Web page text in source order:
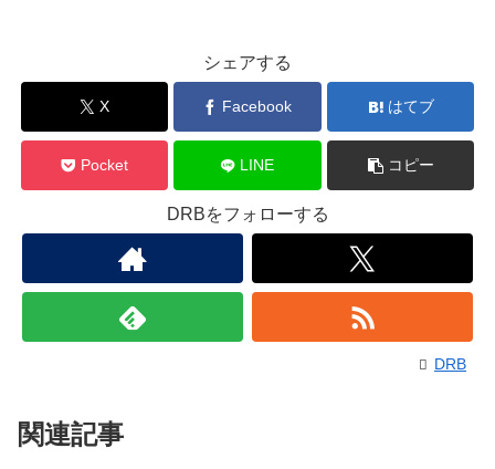
シェアする
X Facebook はてブ
Pocket LINE コピー
DRBをフォローする
DRB
関連記事